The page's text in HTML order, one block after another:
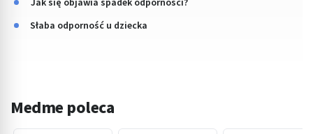
Jak się objawia spadek odporności?
Słaba odporność u dziecka
Medme poleca